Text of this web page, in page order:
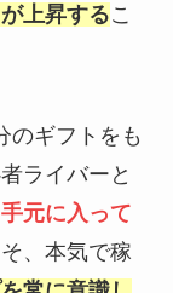
上昇するこ
のギフトをも
ライバーと
手元に入って
、本気で稼